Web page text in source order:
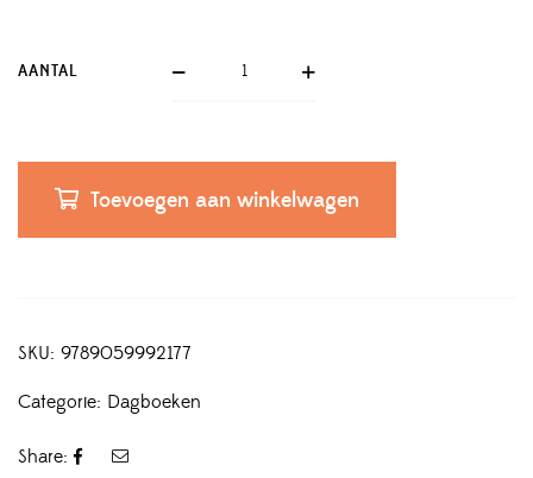
AANTAL
Toevoegen aan winkelwagen
SKU: 9789059992177
Categorie: Dagboeken
Share: